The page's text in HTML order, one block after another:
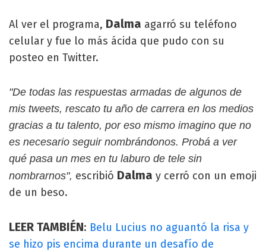
Al ver el programa, Dalma agarró su teléfono
celular y fue lo más ácida que pudo con su
posteo en Twitter.
"De todas las respuestas armadas de algunos de
mis tweets, rescato tu año de carrera en los medios
gracias a tu talento, por eso mismo imagino que no
es necesario seguir nombrándonos. Probá a ver
qué pasa un mes en tu laburo de tele sin
nombrarnos", escribió Dalma y cerró con un emoji
de un beso.
LEER TAMBIÉN: Belu Lucius no aguantó la risa y
se hizo pis encima durante un desafío de